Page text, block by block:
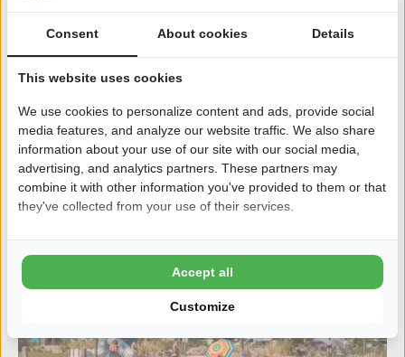
Ontdek de camping
Consent About cookies Details
This website uses cookies
We use cookies to personalize content and ads, provide social
media features, and analyze our website traffic. We also share
information about your use of our site with our social media,
advertising, and analytics partners. These partners may
combine it with other information you've provided to them or that
they've collected from your use of their services.
Customize
Accept all